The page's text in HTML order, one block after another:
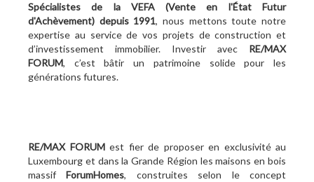
Spécialistes de la VEFA (Vente en l'État Futur
d'Achèvement) depuis 1991, nous mettons toute notre
expertise au service de vos projets de construction et
d’investissement immobilier. Investir avec RE/MAX
FORUM, c’est bâtir un patrimoine solide pour les
générations futures.
RE/MAX FORUMest fier de proposer en exclusivité au
Luxembourg et dans la Grande Région les maisons en bois
massifForumHomes, construites selon le concept